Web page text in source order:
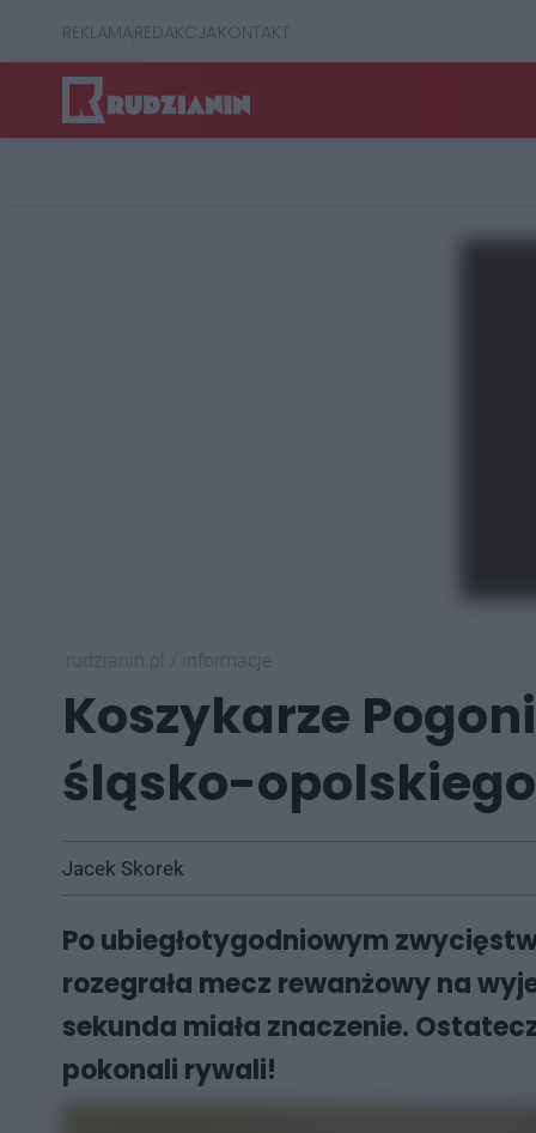
REKLAMAREDAKCJAKONTAKT
Koszykarze
śląsko-
Jacek Skorek
Po ubiegłotygodniowym
rozegrała mecz rewanżowy na
sekunda miała znaczenie.
pokonali rywali!